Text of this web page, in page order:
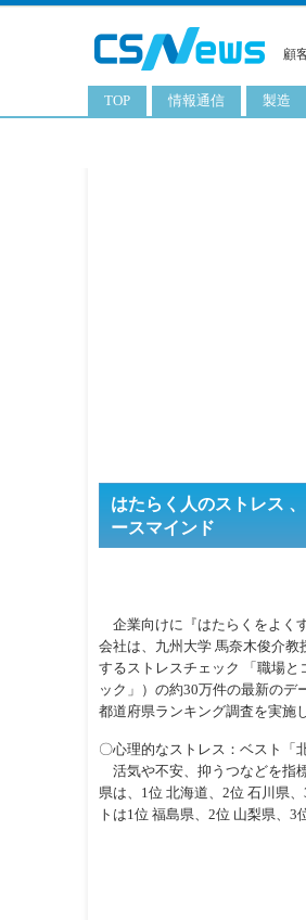
顧
TOP 情報通信 製造
はたらく人のストレス
ースマインド
企業向けに『はたらくをよく
会社は、九州大学 馬奈木俊介
するストレスチェック 「職場
ック」）の約30万件の最新のデ
都道府県ランキング調査を実施
〇心理的なストレス：ベスト「
活気や不安、抑うつなどを指
県は、1位 北海道、2位 石川県
トは1位 福島県、2位 山梨県、3